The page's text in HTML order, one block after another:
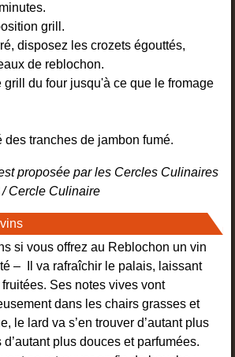
grill.
disposez les crozets égouttés,
de reblochon.
grill du four jusqu'à ce que le fromage
des tranches de jambon fumé.
proposée par les Cercles Culinaires
Cercle Culinaire
si vous offrez au Reblochon un vin
– Il va rafraîchir le palais, laissant
Ses notes vives vont
dans les chairs grasses et
le lard va s’en trouver d’autant plus
plus douces et parfumées.